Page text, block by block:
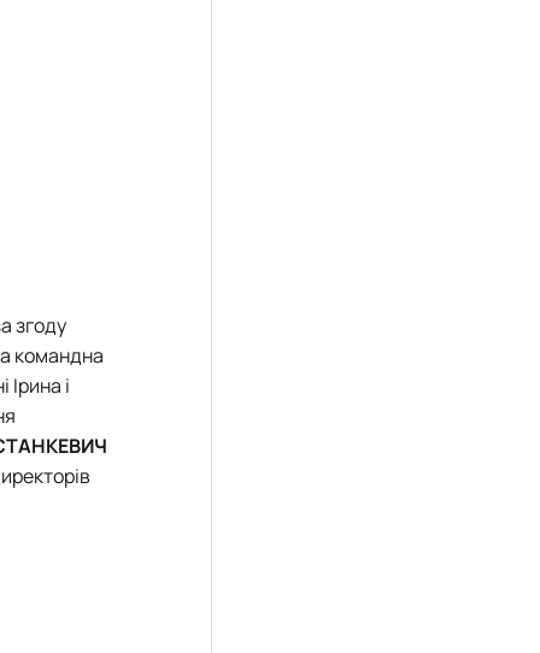
згоду
командна
і
СТАНКЕВИЧ